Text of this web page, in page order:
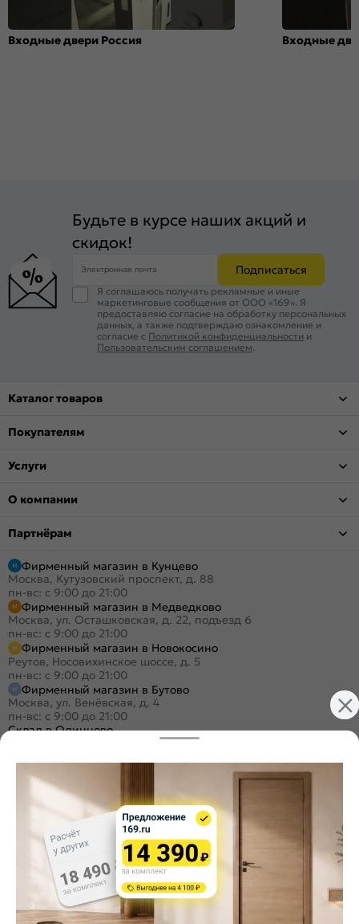
Входные двери Россия Входные
Будьте в курсе наших акций и
скидок!
Электронная почта Подписаться
Я соглашаюсь получать рекламные и иные
маркетинговые сообщения от ООО «169». Я
предоставляю согласие на обработку персональных
данных, а также подтверждаю ознакомление и
согласие с Политикой конфиденциальности и
Пользовательским соглашением.
Каталог товаров
Покупателям
Услуги
О компании
Партнёрам
Фирменный магазин в Кунцево
Москва, Кутузовский проспект, д. 88
пн-вс: с 9:00 до 21:00
Фирменный магазин в Медведково
Москва, ул. Осташковская, д. 22, подъезд 6
пн-вс: с 9:00 до 21:00
Фирменный магазин в Новокосино
Реутов, Носовихинское шоссе, д. 5
пн-вс: с 9:00 до 21:00
Фирменный магазин в Бутово
Москва, ул. Венёвская, д. 4
пн-вс: с 9:00 до 21:00
Склад в Одинцово
Одинцово, ул. Баковская, 5
+7 (495) 984-16-99
Заказать звонок
Стать дилером
Расскажите о нас Поделиться